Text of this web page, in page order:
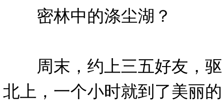
密林中的涤尘湖？
周末，约上三五好友，驱
北上，一个小时就到了美丽